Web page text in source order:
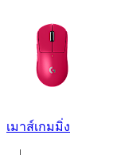
เมาส์เกมมิ่ง